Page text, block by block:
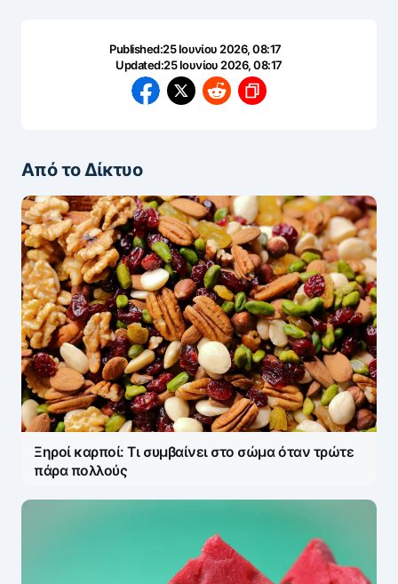
Published:25 Ιουνίου 2026, 08:17
Updated:25 Ιουνίου 2026, 08:17
Από το Δίκτυο
Ξηροί καρποί: Τι συμβαίνει στο σώμα όταν τρώτε
πάρα πολλούς